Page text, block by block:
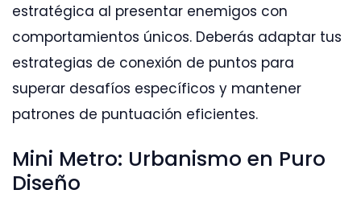
estratégica al presentar enemigos con
comportamientos únicos. Deberás adaptar tus
estrategias de conexión de puntos para
superar desafíos específicos y mantener
patrones de puntuación eficientes.
Mini Metro: Urbanismo en Puro
Diseño